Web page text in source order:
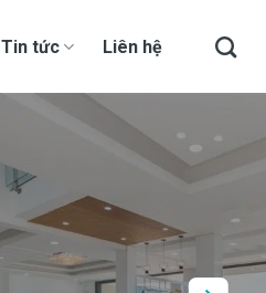
Tin tức Liên hệ